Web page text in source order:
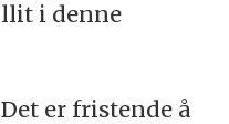
i denne
er fristende å